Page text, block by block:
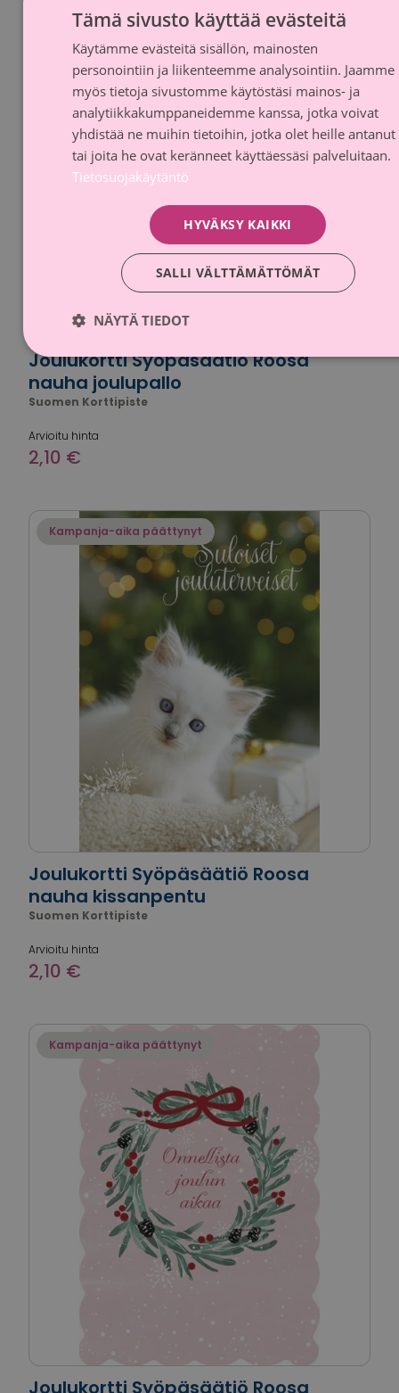
Kampanja-aika päättynyt
Joulukortti Syöpäsäätiö Roosa
nauha joulupallo
Suomen Korttipiste
Arvioitu hinta
2,10 €
Kampanja-aika päättynyt
Joulukortti Syöpäsäätiö Roosa
nauha kissanpentu
Suomen Korttipiste
Arvioitu hinta
2,10 €
Kampanja-aika päättynyt
Joulukortti Syöpäsäätiö Roosa
Tämä sivusto käyttää evästeitä
Käytämme evästeitä sisällön, mainosten
personointiin ja liikenteemme analysointiin. Jaamme
myös tietoja sivustomme käytöstäsi mainos- ja
analytiikkakumppaneidemme kanssa, jotka voivat
yhdistää ne muihin tietoihin, jotka olet heille antanut
tai joita he ovat keränneet käyttäessäsi palveluitaan.
Tietosuojakäytäntö
HYVÄKSY KAIKKI
SALLI VÄLTTÄMÄTTÖMÄT
NÄYTÄ TIEDOT